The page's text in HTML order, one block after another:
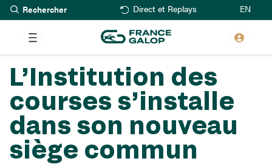
Aller
au
contenu
principal
Rechercher Direct et Replays EN
L’Institution des
courses s’installe
dans son nouveau
siège commun